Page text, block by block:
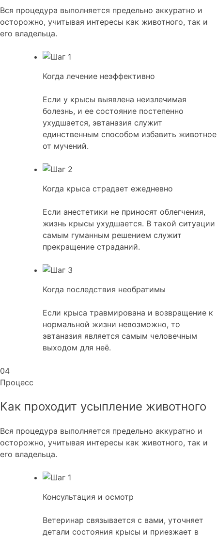
Вся процедура выполняется предельно аккуратно и
осторожно, учитывая интересы как животного, так и
его владельца.
Когда лечение неэффективно
Если у крысы выявлена неизлечимая
болезнь, и ее состояние постепенно
ухудшается, эвтаназия служит
единственным способом избавить животное
от мучений.
Когда крыса страдает ежедневно
Если анестетики не приносят облегчения,
жизнь крысы ухудшается. В такой ситуации
самым гуманным решением служит
прекращение страданий.
Когда последствия необратимы
Если крыса травмирована и возвращение к
нормальной жизни невозможно, то
эвтаназия является самым человечным
выходом для неё.
04
Процесс
Как проходит усыпление животного
Вся процедура выполняется предельно аккуратно и
осторожно, учитывая интересы как животного, так и
его владельца.
Консультация и осмотр
Ветеринар связывается с вами, уточняет
детали состояния крысы и приезжает в